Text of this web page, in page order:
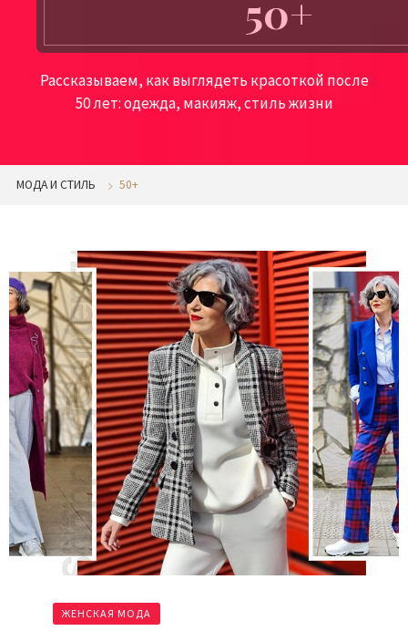
50+
Рассказываем, как выглядеть красоткой после
50 лет: одежда, макияж, стиль жизни
МОДА И СТИЛЬ 50+
ЖЕНСКАЯ МОДА